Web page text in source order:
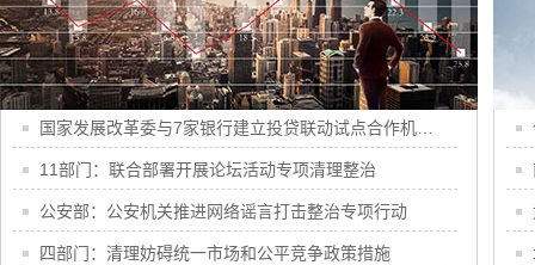
11部门：联合部署开展论坛活动专项清理整治
公安部：公安机关推进网络谣言打击整治专项行动
四部门：清理妨碍统一市场和公平竞争政策措施